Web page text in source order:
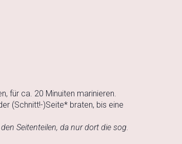
für ca. 20 Minuiten marinieren.
(Schnitt!-)Seite* braten, bis eine
Seitenteilen, da nur dort die sog.